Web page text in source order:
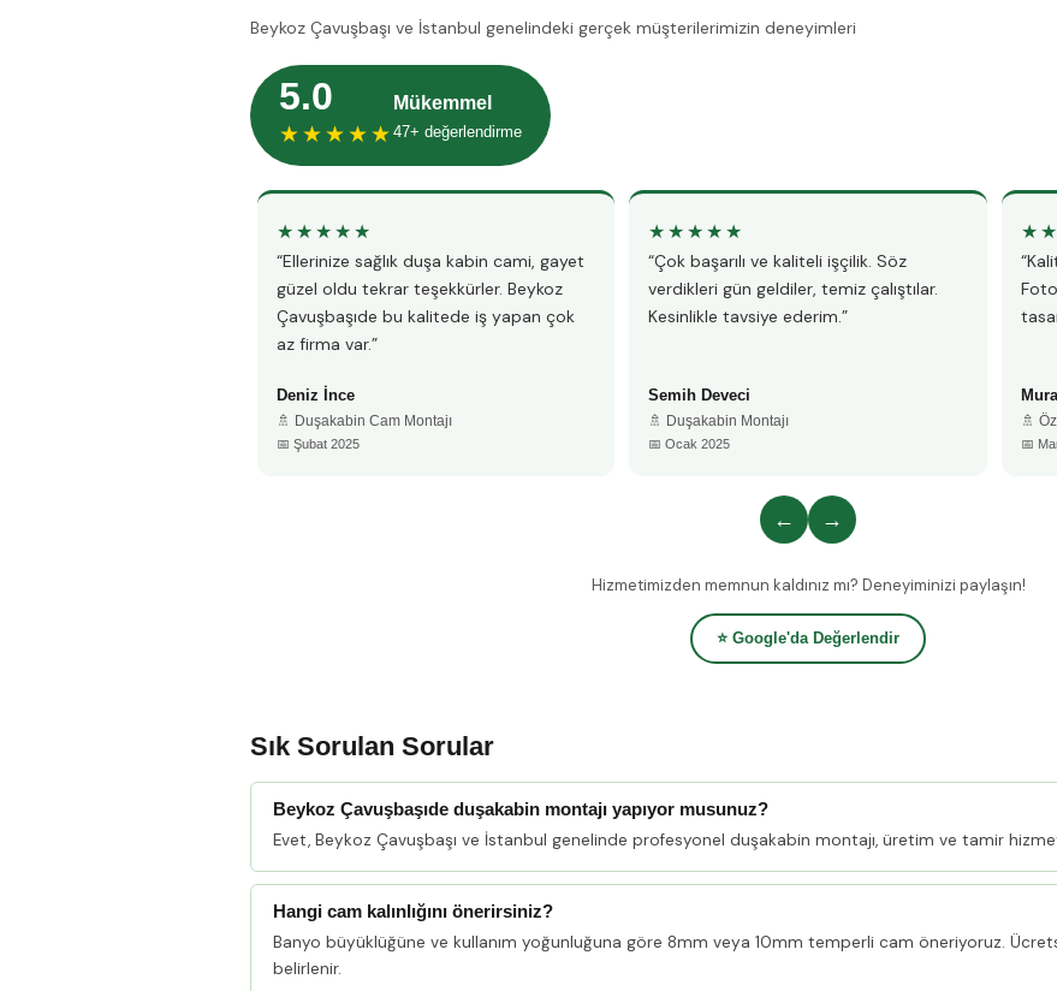
Beykoz Çavuşbaşı ve İstanbul genelindeki gerçek müşterilerimizin deneyimleri
5.0
★★★★★
Mükemmel
47+ değerlendirme
★★★★★
“Ellerinize sağlık duşa kabin cami, gayet
güzel oldu tekrar teşekkürler. Beykoz
Çavuşbaşıde bu kalitede iş yapan çok
az firma var.”
Deniz İnce
🚿 Duşakabin Cam Montajı
📅 Şubat 2025
★★★★★
“Çok başarılı ve kaliteli işçilik. Söz
verdikleri gün geldiler, temiz çalıştılar.
Kesinlikle tavsiye ederim.”
Semih Deveci
🚿 Duşakabin Montajı
📅 Ocak 2025
🚿
📅
← →
Hizmetimizden memnun kaldınız mı? Deneyiminizi paylaşın!
⭐ Google'da Değerlendir
Sık Sorulan Sorular
Beykoz Çavuşbaşıde duşakabin montajı yapıyor musunuz?
Evet, Beykoz Çavuşbaşı ve İstanbul genelinde profesyonel duşakabin montajı, üretim ve tamir
Hangi cam kalınlığını önerirsiniz?
Banyo büyüklüğüne ve kullanım yoğunluğuna göre 8mm veya 10mm temperli cam öneriyoruz.
belirlenir.